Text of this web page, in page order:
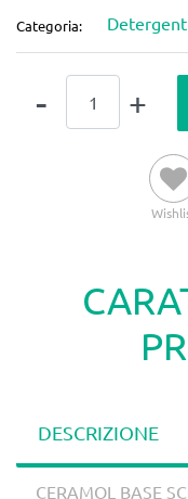
Categoria:
DESCRIZIONE
CERAMOL BASE